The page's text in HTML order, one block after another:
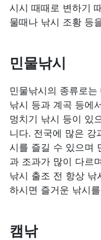
시시 때때로 변하기
물때나 낚시 조황 등
민물낚시
민물낚시의 종류로
낚시 등과 계곡 등에
멍치기 낚시 등이 있
니다. 전국에 많은 강
시를 즐길 수 있으며
과 조과가 많이 다르
낚시 출조 전 항상 낚
하시면 즐거운 낚시
캠낚